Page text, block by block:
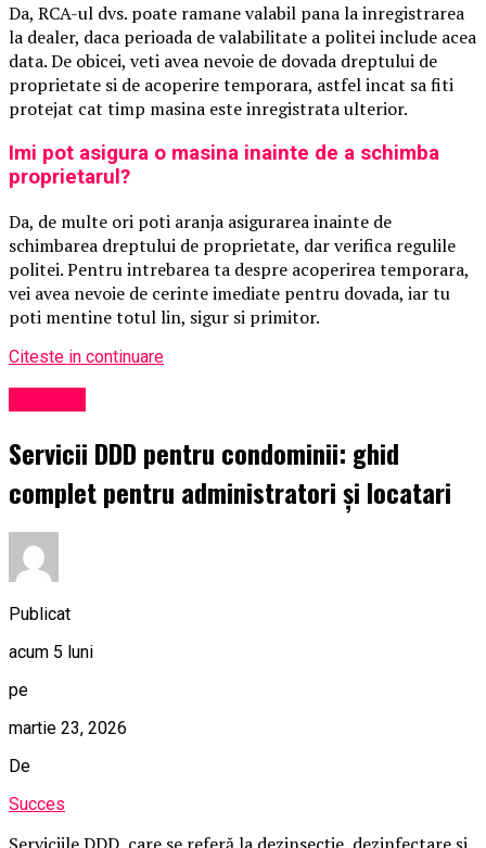
Da, RCA-ul dvs. poate ramane valabil pana la inregistrarea
la dealer, daca perioada de valabilitate a politei include acea
data. De obicei, veti avea nevoie de dovada dreptului de
proprietate si de acoperire temporara, astfel incat sa fiti
protejat cat timp masina este inregistrata ulterior.
Imi pot asigura o masina inainte de a schimba
proprietarul?
Da, de multe ori poti aranja asigurarea inainte de
schimbarea dreptului de proprietate, dar verifica regulile
politei. Pentru intrebarea ta despre acoperirea temporara,
vei avea nevoie de cerinte imediate pentru dovada, iar tu
poti mentine totul lin, sigur si primitor.
Citeste in continuare
Servicii DDD pentru condominii: ghid
complet pentru administratori și locatari
Publicat
acum 5 luni
pe
martie 23, 2026
De
Succes